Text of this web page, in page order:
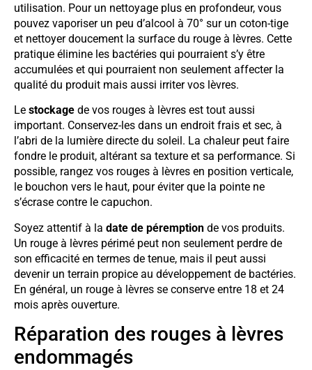
utilisation. Pour un nettoyage plus en profondeur, vous
pouvez vaporiser un peu d’alcool à 70° sur un coton-tige
et nettoyer doucement la surface du rouge à lèvres. Cette
pratique élimine les bactéries qui pourraient s’y être
accumulées et qui pourraient non seulement affecter la
qualité du produit mais aussi irriter vos lèvres.
Le stockage de vos rouges à lèvres est tout aussi
important. Conservez-les dans un endroit frais et sec, à
l’abri de la lumière directe du soleil. La chaleur peut faire
fondre le produit, altérant sa texture et sa performance. Si
possible, rangez vos rouges à lèvres en position verticale,
le bouchon vers le haut, pour éviter que la pointe ne
s’écrase contre le capuchon.
Soyez attentif à la date de péremption de vos produits.
Un rouge à lèvres périmé peut non seulement perdre de
son efficacité en termes de tenue, mais il peut aussi
devenir un terrain propice au développement de bactéries.
En général, un rouge à lèvres se conserve entre 18 et 24
mois après ouverture.
Réparation des rouges à lèvres
endommagés